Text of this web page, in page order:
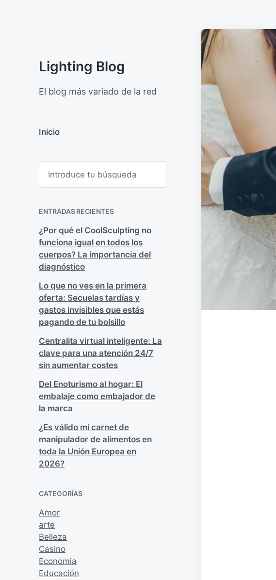
Lighting Blog
El blog más variado de la red
Inicio
B
a
ENTRADAS RECIENTES
¿Por qué el CoolSculpting no
funciona igual en todos los
cuerpos? La importancia del
diagnóstico
Lo que no ves en la primera
oferta: Secuelas tardías y
gastos invisibles que estás
pagando de tu bolsillo
Centralita virtual inteligente: La
clave para una atención 24/7
sin aumentar costes
Del Enoturismo al hogar: El
embalaje como embajador de
la marca
¿Es válido mi carnet de
manipulador de alimentos en
toda la Unión Europea en
2026?
CATEGORÍAS
Amor
arte
Belleza
Casino
Economia
Educación